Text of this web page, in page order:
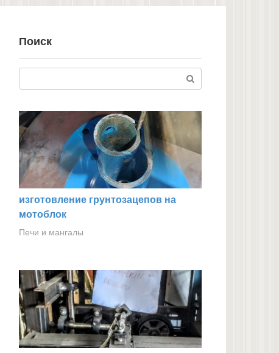
Поиск
изготовление грунтозацепов на
мотоблок
Печи и мангалы